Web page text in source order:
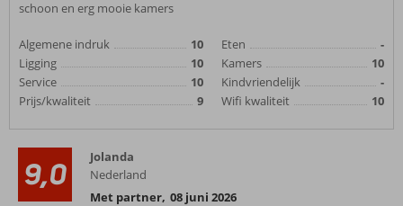
schoon en erg mooie kamers
Algemene indruk
10
Ligging
10
Service
10
Prijs/kwaliteit
9
Eten
-
Kamers
10
Kindvriendelijk
-
Wifi kwaliteit
10
9,0
Jolanda
Nederland
Met partner, 08 juni 2026